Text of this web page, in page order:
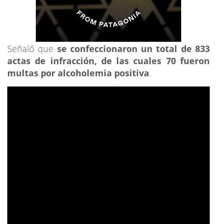
Señaló que se confeccionaron un total de 833
actas de infracción, de las cuales 70 fueron
multas por alcoholemia positiva.